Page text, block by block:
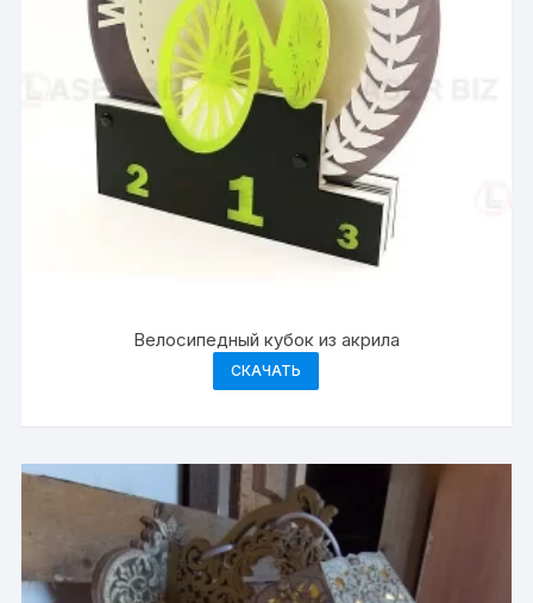
Велосипедный кубок из акрила
СКАЧАТЬ